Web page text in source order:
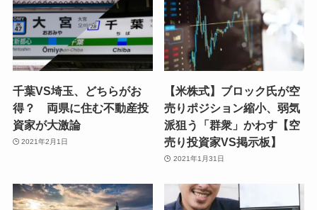
千葉VS埼玉、どちらがお
得？ 両県に住む不動産投
資家が大激論
2021年2月1日
【米株式】ブロック氏が空
売りポジション縮小、弱気
派狙う「群衆」かわす【空
売り投資家VS掲示板】
2021年1月31日